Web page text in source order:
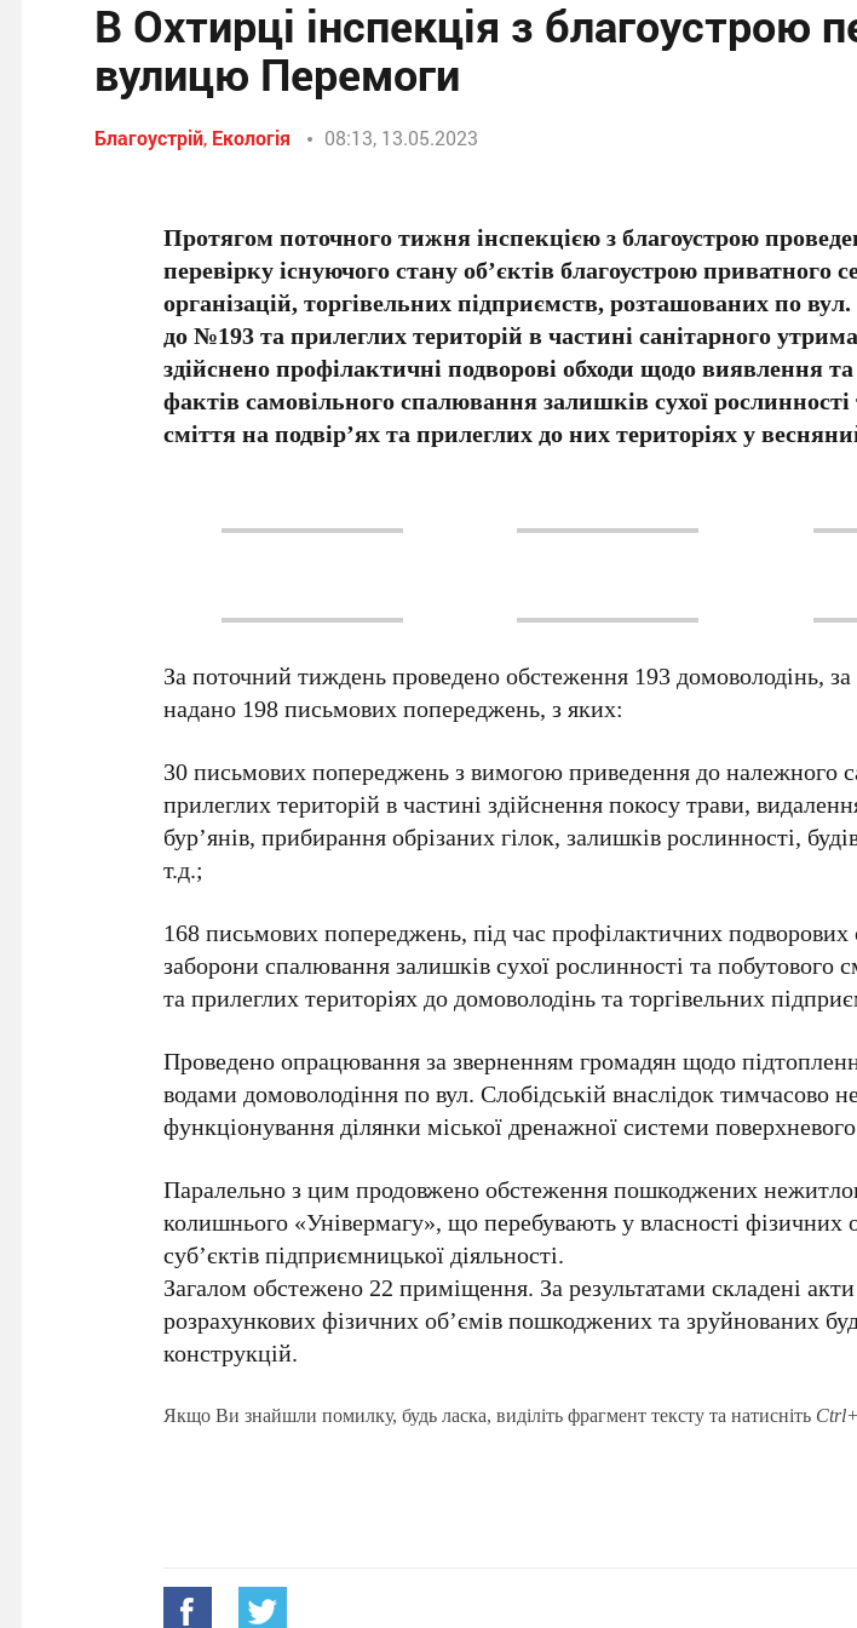
В Охтирці інспекція з благоустрою
вулицю Перемоги
Благоустрій, Екологія 08:13, 13.05.2023
Протягом поточного тижня інспекцією з благоустрою
перевірку існуючого стану об’єктів благоустрою приватного
організацій, торгівельних підприємств, розташованих по
до №193 та прилеглих територій в частині санітарного
здійснено профілактичні подворові обходи щодо виявлення
фактів самовільного спалювання залишків сухої рослинності
сміття на подвір’ях та прилеглих до них територіях у
За поточний тиждень проведено обстеження 193 домоволодінь, за
надано 198 письмових попереджень, з яких:
30 письмових попереджень з вимогою приведення до належного
прилеглих територій в частині здійснення покосу трави,
бур’янів, прибирання обрізаних гілок, залишків рослинності,
т.д.;
168 письмових попереджень, під час профілактичних подворових
заборони спалювання залишків сухої рослинності та побутового
та прилеглих територіях до домоволодінь та торгівельних
Проведено опрацювання за зверненням громадян щодо
водами домоволодіння по вул. Слобідській внаслідок тимчасово
функціонування ділянки міської дренажної системи
Паралельно з цим продовжено обстеження пошкоджених
колишнього «Універмагу», що перебувають у власності фізичних
суб’єктів підприємницької діяльності.
Загалом обстежено 22 приміщення. За результатами складені
розрахункових фізичних об’ємів пошкоджених та зруйнованих
конструкцій.
Якщо Ви знайшли помилку, будь ласка, виділіть фрагмент тексту та натисніть